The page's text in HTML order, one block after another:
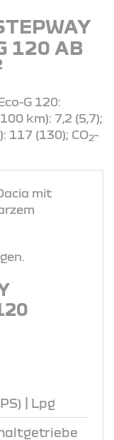
120 AB
G 120:
km): 7,2 (5,7);
117 (130); CO2-
| Lpg